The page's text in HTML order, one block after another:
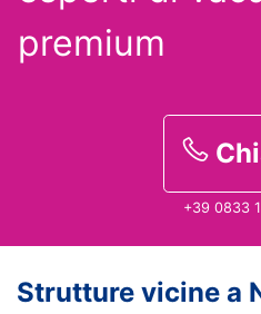
premium
+39 0833
Strutture vicine a